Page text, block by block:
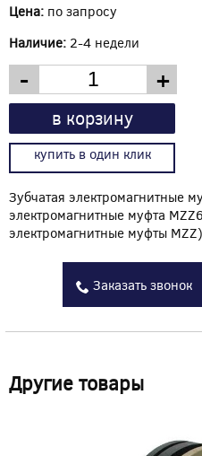
Цена: по запросу
Наличие: 2-4 недели
- +
в корзину
купить в один клик
Зубчатая электромагнитные
электромагнитные муфта
электромагнитные муфты MZZ)
Заказать звонок
Другие товары